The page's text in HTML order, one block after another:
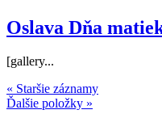
Oslava Dňa
[gallery...
« Staršie záznamy
Ďalšie položky »